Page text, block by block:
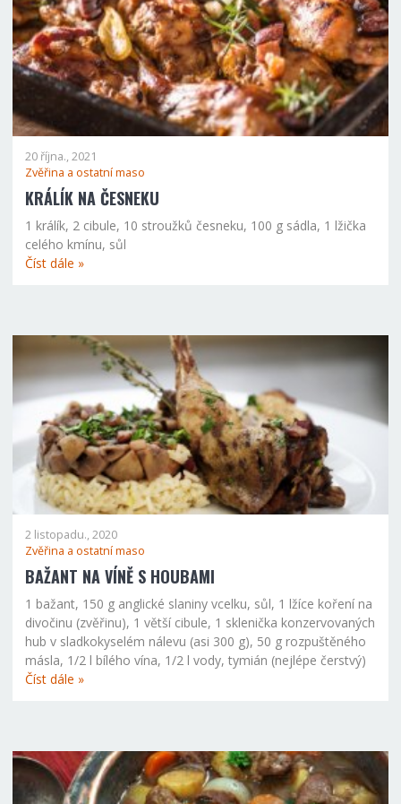
20 října., 2021
Zvěřina a ostatní maso
KRÁLÍK NA ČESNEKU
1 králík, 2 cibule, 10 stroužků česneku, 100 g sádla, 1 lžička
celého kmínu, sůl
Číst dále »
2 listopadu., 2020
Zvěřina a ostatní maso
BAŽANT NA VÍNĚ S HOUBAMI
1 bažant, 150 g anglické slaniny vcelku, sůl, 1 lžíce koření na
divočinu (zvěřinu), 1 větší cibule, 1 sklenička konzervovaných
hub v sladkokyselém nálevu (asi 300 g), 50 g rozpuštěného
másla, 1/2 l bílého vína, 1/2 l vody, tymián (nejlépe čerstvý)
Číst dále »